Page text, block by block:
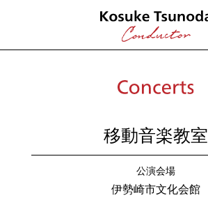
移動音楽教室
公演会場
伊勢崎市文化会館